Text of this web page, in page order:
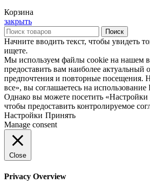
Корзина
закрыть
Поиск
Начните вводить текст, чтобы увидеть
ищете.
Мы используем файлы cookie на нашем
предоставить вам наиболее актуальный
предпочтения и повторные посещения.
все», вы соглашаетесь на
Однако вы можете посетить «Настройки
чтобы предоставить контролируемое
Настройки Принять
Manage consent
Close
Privacy Overview